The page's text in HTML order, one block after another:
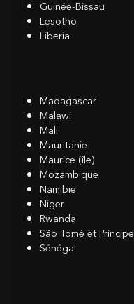
Guinée-Bissau
Lesotho
Liberia
Madagascar
Malawi
Mali
Mauritanie
Maurice (île)
Mozambique
Namibie
Niger
Rwanda
São Tomé et Príncipe
Sénégal